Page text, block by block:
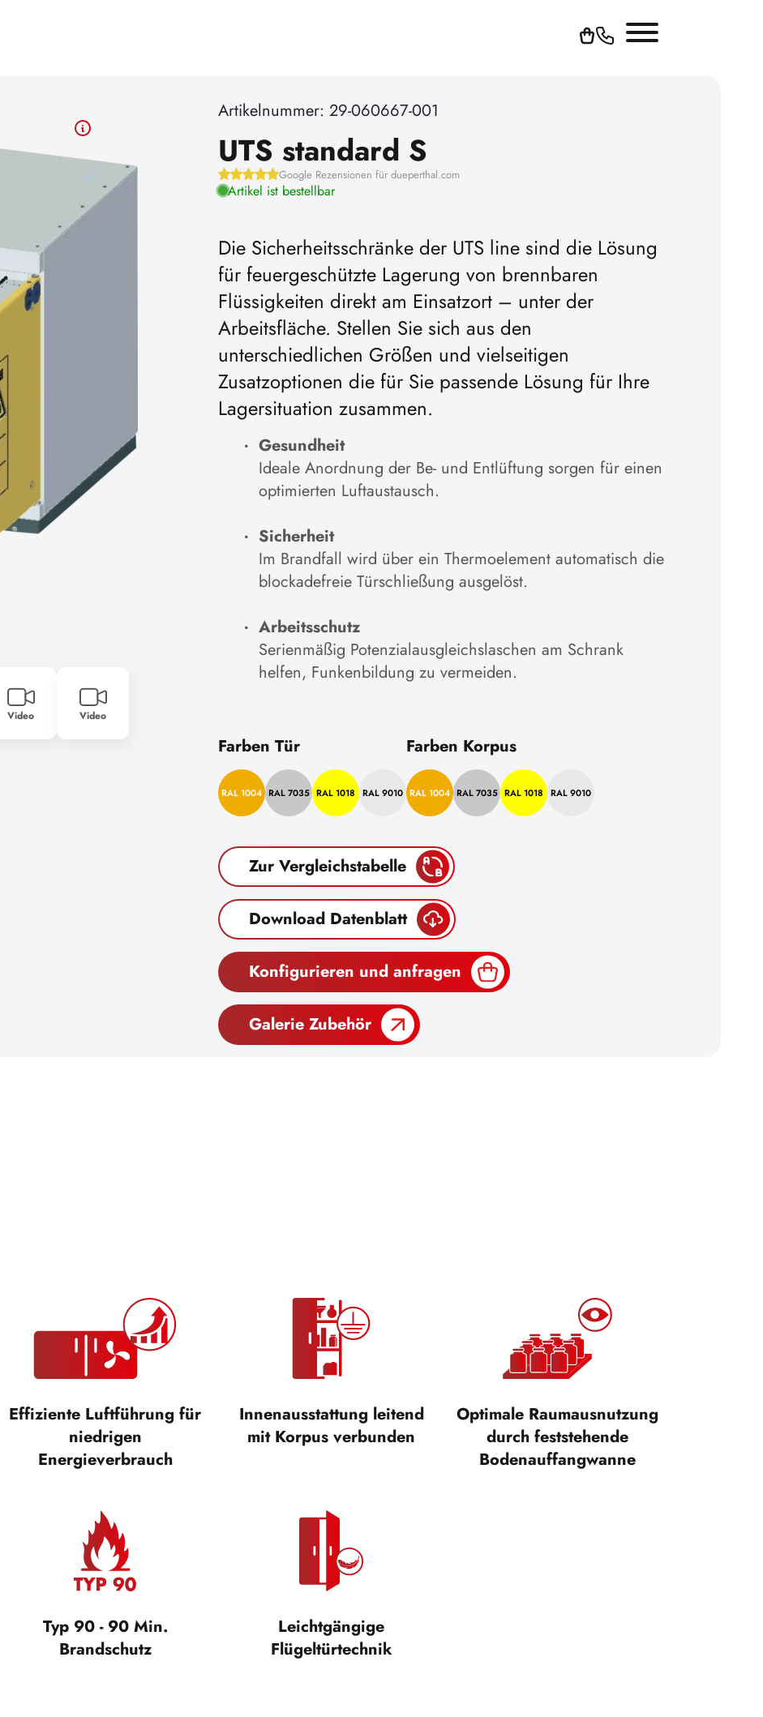
Um YouTube-Videos abspielen zu
können, müssen Sie vorher die Werbe-
Cookies akzeptieren.
Cookies akzeptieren
Zur Datenschutzerklärung
Um YouTube-Videos
können, müssen Sie
Cookies
Video Video
Artikelnummer: 29-060667-001
UTS standard S
Google Rezensionen für dueperthal.com
Artikel ist bestellbar
Die Sicherheitsschränke der UTS line sind die Lösung
für feuergeschützte Lagerung von brennbaren
Flüssigkeiten direkt am Einsatzort – unter der
Arbeitsfläche. Stellen Sie sich aus den
unterschiedlichen Größen und vielseitigen
Zusatzoptionen die für Sie passende Lösung für Ihre
Lagersituation zusammen.
Gesundheit
Ideale Anordnung der Be- und Entlüftung sorgen für einen
optimierten Luftaustausch.
Sicherheit
Im Brandfall wird über ein Thermoelement automatisch die
blockadefreie Türschließung ausgelöst.
Arbeitsschutz
Serienmäßig Potenzialausgleichslaschen am Schrank
helfen, Funkenbildung zu vermeiden.
Farben Tür
RAL 1004 RAL 7035 RAL 1018 RAL 9010
Farben Korpus
RAL 1004 RAL 7035 RAL 1018 RAL 9010
Zur Vergleichstabelle
Download Datenblatt
Konfigurieren und anfragen
Galerie Zubehör
Effiziente Luftführung für
niedrigen
Energieverbrauch
Innenausstattung leitend
mit Korpus verbunden
Optimale Raumausnutzung
durch feststehende
Bodenauffangwanne
Typ 90 - 90 Min.
Brandschutz
Leichtgängige
Flügeltürtechnik